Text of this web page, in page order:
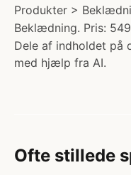
Produkter >
Beklædning. Pris:
Dele af indholdet på
med hjælp fra AI.
Ofte stillede